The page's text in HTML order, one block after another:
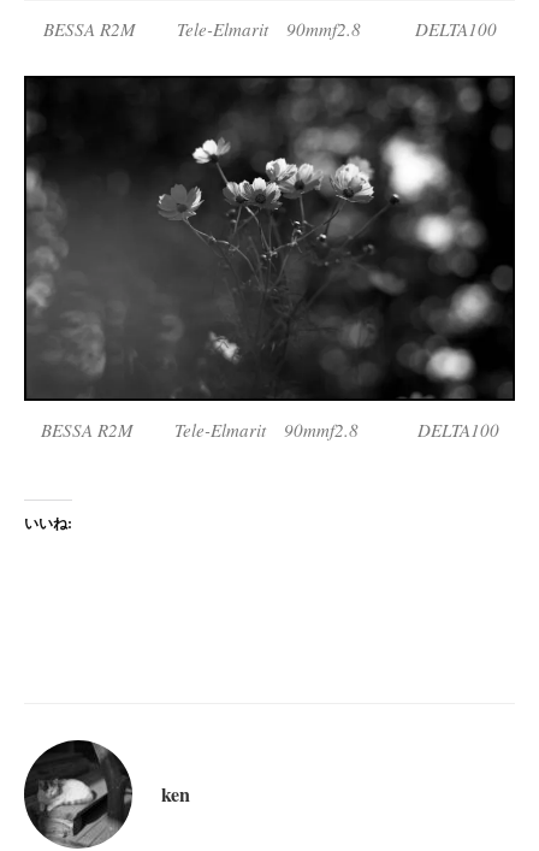
BESSA R2M Tele-Elmarit 90mmf2.8 DELTA100
BESSA R2M Tele-Elmarit 90mmf2.8 DELTA100
いいね:
ken